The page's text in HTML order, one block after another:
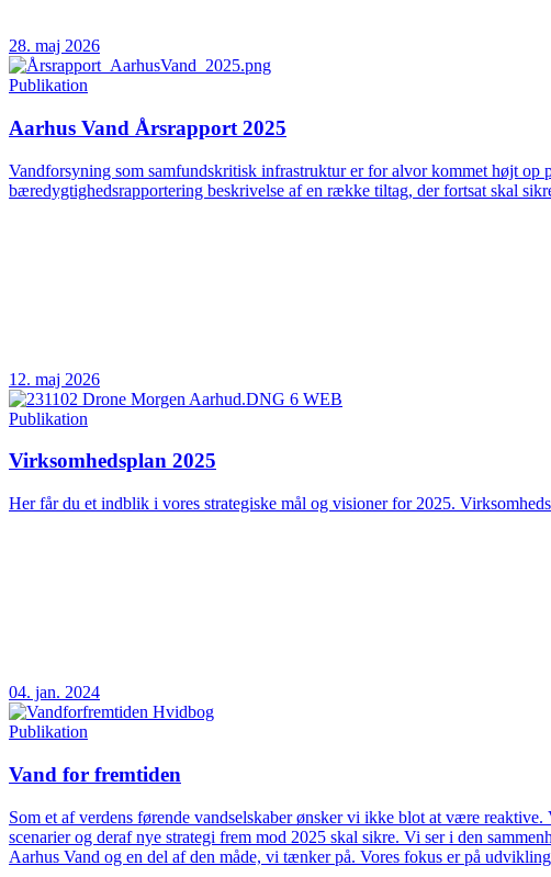
28. maj 2026
Publikation
Aarhus Vand Årsrapport 2025
Vandforsyning som samfundskritisk infrastruktur er for alvor kommet højt op
bæredygtighedsrapportering beskrivelse af en række tiltag, der fortsat skal
12. maj 2026
Publikation
Virksomhedsplan 2025
Her får du et indblik i vores strategiske mål og visioner for 2025.
04. jan. 2024
Publikation
Vand for fremtiden
Som et af verdens førende vandselskaber ønsker vi ikke blot at være
scenarier og deraf nye strategi frem mod 2025 skal sikre. Vi ser i den
Aarhus Vand og en del af den måde, vi tænker på. Vores fokus er på